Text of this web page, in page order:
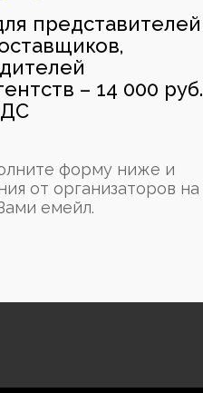
представителей
– 14 000 руб.
форму ниже и
от организаторов на
емейл.